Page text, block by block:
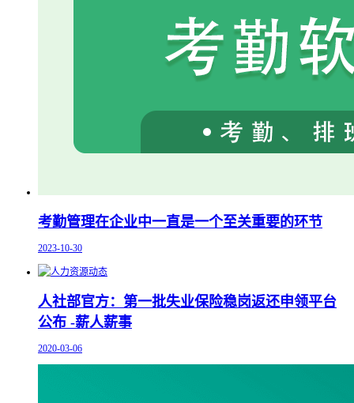
考勤管理在企业中一直是一个至关重要的环节
2023-10-30
人社部官方：第一批失业保险稳岗返还申领平台
公布 -薪人薪事
2020-03-06